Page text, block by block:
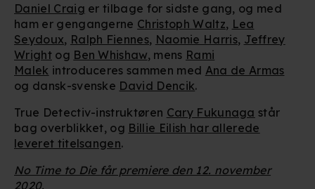
Daniel Craig er tilbage for sidste gang, og med
ham er gengangerne Christoph Waltz, Lea
Seydoux, Ralph Fiennes, Naomie Harris, Jeffrey
Wrightog Ben Whishaw, mens Rami
Malek introduceres sammen med Ana de Armas
og dansk-svenske David Dencik.
True Detectiv-instruktøren Cary Fukunaga står
bag overblikket, og Billie Eilish har allerede
leveret titelsangen.
No Time to Die får premiere den 12. november
2020.